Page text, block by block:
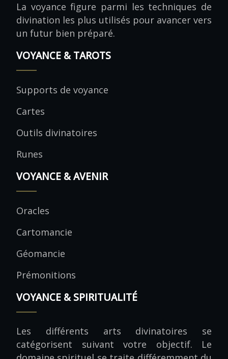
La voyance figure parmi les techniques de
divination les plus utilisés pour avancer vers
un futur bien préparé.
VOYANCE & TAROTS
Supports de voyance
Cartes
Outils divinatoires
Runes
VOYANCE & AVENIR
Oracles
Cartomancie
Géomancie
Prémonitions
VOYANCE & SPIRITUALITÉ
Les différents arts divinatoires se
catégorisent suivant votre objectif. Le